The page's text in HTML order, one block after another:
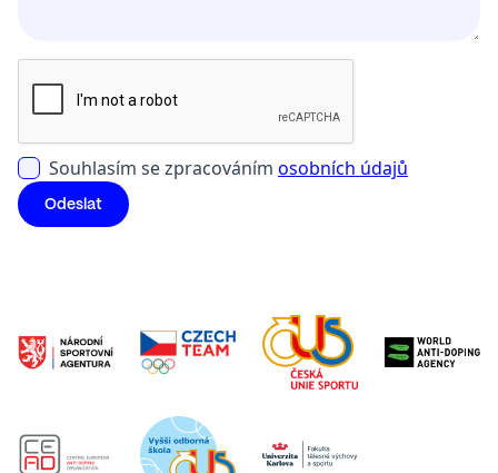
Souhlasím se zpracováním osobních údajů